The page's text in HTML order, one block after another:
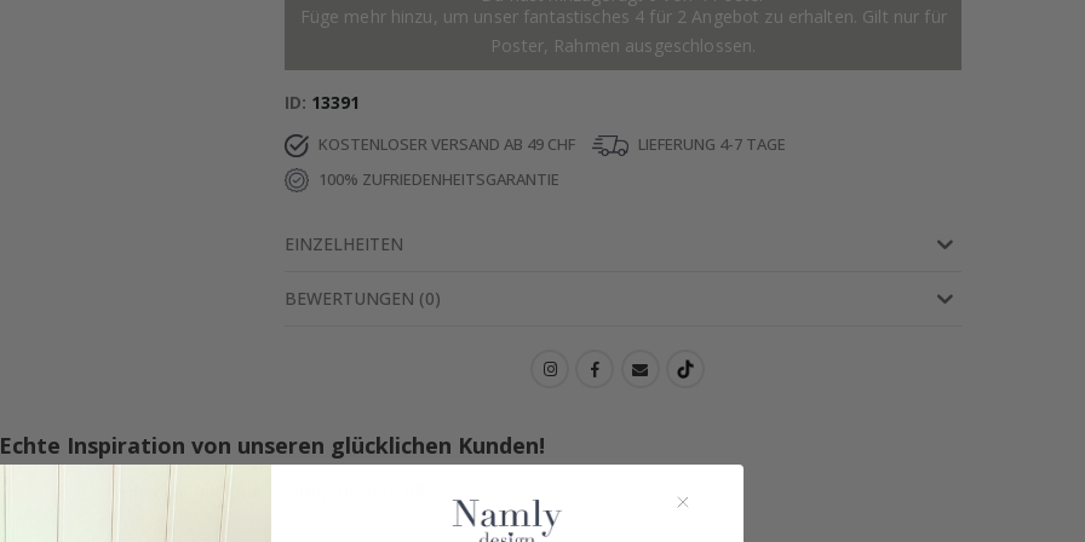
Füge mehr hinzu, um unser fantastisches 4 für 2 Angebot zu erhalten. Gilt nur für
Poster, Rahmen ausgeschlossen.
ID 13391
KOSTENLOSER VERSAND AB 49 CHF
LIEFERUNG 4-7 TAGE
100% ZUFRIEDENHEITSGARANTIE
EINZELHEITEN
BEWERTUNGEN (0)
Echte Inspiration von unseren glücklichen Kunden!
Teile dein Bild mit #namly_design